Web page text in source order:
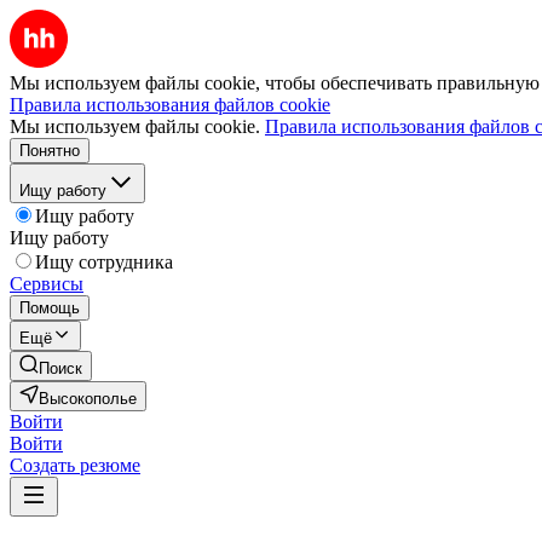
Мы используем файлы cookie, чтобы обеспечивать правильную
Правила использования файлов cookie
Мы используем файлы cookie. Правила использования файлов
Понятно
Ищу работу
Ищу работу
Ищу работу
Ищу сотрудника
Сервисы
Помощь
Ещё
Поиск
Высокополье
Войти
Войти
Создать резюме